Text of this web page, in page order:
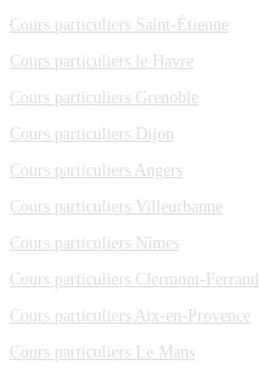
Cours particuliers Saint-Étienne
Cours particuliers le Havre
Cours particuliers Grenoble
Cours particuliers Dijon
Cours particuliers Angers
Cours particuliers Villeurbanne
Cours particuliers Nîmes
Cours particuliers Clermont-Ferrand
Cours particuliers Aix-en-Provence
Cours particuliers Le Mans